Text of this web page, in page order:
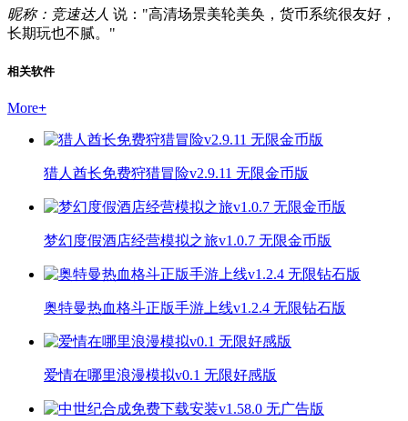
昵称：竞速达人 说："高清场景美轮美奂，货币系统很友好，
长期玩也不腻。"
相关软件
More+
猎人酋长免费狩猎冒险v2.9.11 无限金币版
梦幻度假酒店经营模拟之旅v1.0.7 无限金币版
奥特曼热血格斗正版手游上线v1.2.4 无限钻石版
爱情在哪里浪漫模拟v0.1 无限好感版